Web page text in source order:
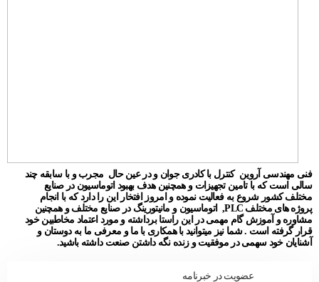
فنی مهندسی آروین کنترل با کادری جوان و در عین حال مجرب و با سابقه چند
سالی است که با تامین تجهیزات و همچنین هدف بهبود اتوماسیون در صنایع
مختلف کشور شروع به فعالیت نموده و امروز افتخار این را دارد که با انجام
پروژه های مختلف PLC, اتوماسیون و مانیتورینگ در صنایع مختلف و همچنین
مشاوره و آموزش گام مهمی در این راستا برداشته و مورد اعتماد مخاطبین خود
قرار گرفته است . شما نیز میتوانید با همکاری با ما و معرفی ما به دوستان و
آشنایان خود سهمی در موفقیت و زنده نگه داشتن صنعت داشته باشید.
عضویت در خبرنامه